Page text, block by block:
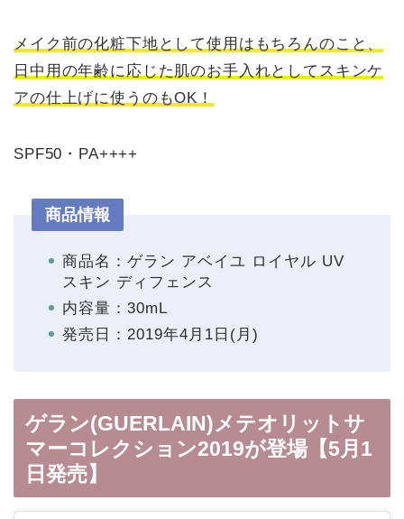
メイク前の化粧下地として使用はもちろんのこと、
日中用の年齢に応じた肌のお手入れとしてスキンケ
アの仕上げに使うのもOK！
SPF50・PA++++
商品情報
商品名：ゲラン アベイユ ロイヤル UV
スキン ディフェンス
内容量：30mL
発売日：2019年4月1日(月)
ゲラン(GUERLAIN)メテオリットサ
マーコレクション2019が登場【5月1
日発売】